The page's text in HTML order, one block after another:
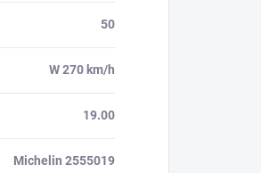
50
W 270 km/h
19.00
Michelin 2555019